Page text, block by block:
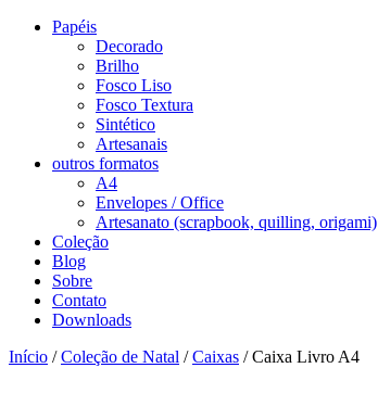
Papéis
Decorado
Brilho
Fosco Liso
Fosco Textura
Sintético
Artesanais
outros formatos
A4
Envelopes / Office
Artesanato (scrapbook, quilling, origami)
Coleção
Blog
Sobre
Contato
Downloads
Início /Coleção de Natal /Caixas / Caixa Livro A4